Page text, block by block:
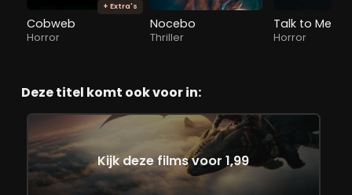
+ Extra's
Cobweb
Horror
Nocebo
Thriller
Talk to Me
Horror
Deze titel komt ook voor in:
Kijk deze films voor 1,99